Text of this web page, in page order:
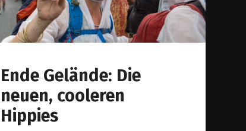
Ende Gelände: Die
neuen, cooleren
Hippies